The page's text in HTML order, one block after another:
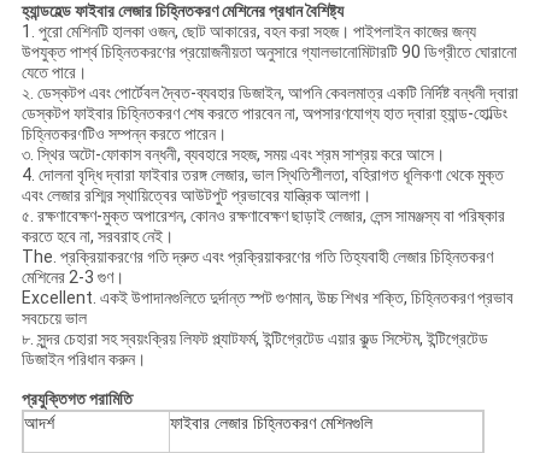
হ্যান্ডহেল্ড ফাইবার লেজার চিহ্নিতকরণ মেশিনের প্রধান বৈশিষ্ট্য
1. পুরো মেশিনটি হালকা ওজন, ছোট আকারের, বহন করা সহজ। পাইপলাইন কাজের জন্য
উপযুক্ত পার্শ্ব চিহ্নিতকরণের প্রয়োজনীয়তা অনুসারে গ্যালভানোমিটারটি 90 ডিগ্রীতে ঘোরানো
যেতে পারে।
২. ডেস্কটপ এবং পোর্টেবল দ্বৈত-ব্যবহার ডিজাইন, আপনি কেবলমাত্র একটি নির্দিষ্ট বন্ধনী দ্বারা
ডেস্কটপ ফাইবার চিহ্নিতকরণ শেষ করতে পারবেন না, অপসারণযোগ্য হাত দ্বারা হ্যান্ড-হোল্ডিং
চিহ্নিতকরণটিও সম্পন্ন করতে পারেন।
৩. স্থির অটো-ফোকাস বন্ধনী, ব্যবহারে সহজ, সময় এবং শ্রম সাশ্রয় করে আসে।
4. দোলনা বৃদ্ধি দ্বারা ফাইবার তরঙ্গ লেজার, ভাল স্থিতিশীলতা, বহিরাগত ধূলিকণা থেকে মুক্ত
এবং লেজার রশ্মির স্থায়িত্বের আউটপুট প্রভাবের যান্ত্রিক আলগা।
৫. রক্ষণাবেক্ষণ-মুক্ত অপারেশন, কোনও রক্ষণাবেক্ষণ ছাড়াই লেজার, লেন্স সামঞ্জস্য বা পরিষ্কার
করতে হবে না, সরবরাহ নেই।
The. প্রক্রিয়াকরণের গতি দ্রুত এবং প্রক্রিয়াকরণের গতি তিহ্যবাহী লেজার চিহ্নিতকরণ
মেশিনের 2-3 গুণ।
Excellent. একই উপাদানগুলিতে দুর্দান্ত স্পট গুণমান, উচ্চ শিখর শক্তি, চিহ্নিতকরণ প্রভাব
সবচেয়ে ভাল
৮. সুন্দর চেহারা সহ স্বয়ংক্রিয় লিফট প্ল্যাটফর্ম, ইন্টিগ্রেটেড এয়ার কুল্ড সিস্টেম, ইন্টিগ্রেটেড
ডিজাইন পরিধান করুন।
প্রযুক্তিগত পরামিতি
আদর্শ
ফাইবার লেজার চিহ্নিতকরণ মেশিনগুলি